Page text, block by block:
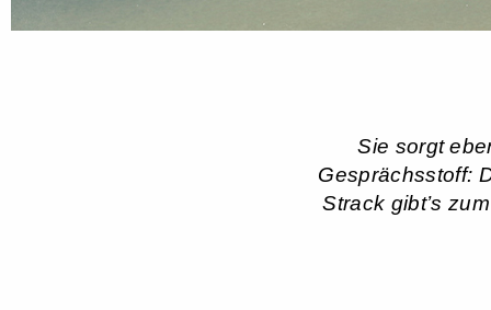
Sie sorgt
Gesprächsstoff:
Strack gibt’s